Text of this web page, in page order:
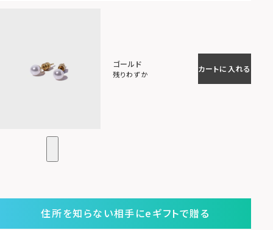
ゴールド
残りわずか
カートに入れる
住所を知らない相手にeギフトで贈る